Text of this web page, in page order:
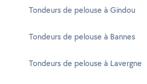
Tondeurs de pelouse à Gindou
Tondeurs de pelouse à Bannes
Tondeurs de pelouse à Lavergne